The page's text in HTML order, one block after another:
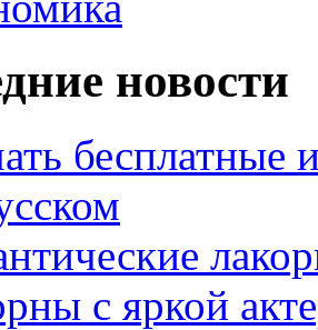
новости
с яркой